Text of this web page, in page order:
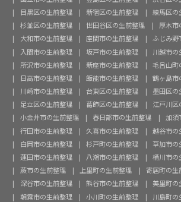
目黒区の生前整理
新宿区の生前整理
練馬区の
杉並区の生前整理
世田谷区の生前整理
厚木市
大和市の生前整理
座間市の生前整理
ふじみ野
入間市の生前整理
坂戸市の生前整理
川越市の
所沢市の生前整理
新座市の生前整理
毛呂山町
日高市の生前整理
飯能市の生前整理
鶴ヶ島市
川崎市の生前整理
台東区の生前整理
墨田区の
足立区の生前整理
葛飾区の生前整理
江戸川区
小金井市の生前整理
春日部市の生前整理
加須
行田市の生前整理
久喜市の生前整理
越谷市の
白岡市の生前整理
杉戸町の生前整理
草加市の
蓮田市の生前整理
八潮市の生前整理
桶川市の
蕨市の生前整理
上里町の生前整理
寄居町の生
深谷市の生前整理
熊谷市の生前整理
美里町の
朝霧市の生前整理
小川町の生前整理
川島町の